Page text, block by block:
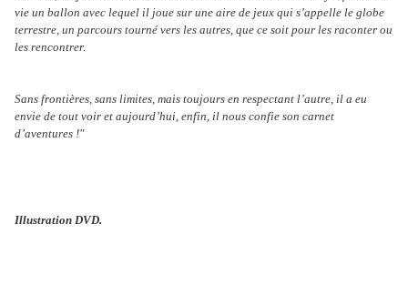
vie un ballon avec lequel il joue sur une aire de jeux qui s’appelle le globe
terrestre, un parcours tourné vers les autres, que ce soit pour les raconter ou
les rencontrer.
Sans frontières, sans limites, mais toujours en respectant l’autre, il a eu
envie de tout voir et aujourd’hui, enfin, il nous confie son carnet
d’aventures !"
Illustration DVD.